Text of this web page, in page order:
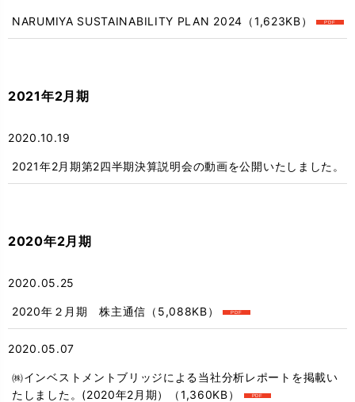
NARUMIYA SUSTAINABILITY PLAN 2024 （1,623KB）
2021年2月期
2020.10.19
2021年2月期第2四半期決算説明会の動画を公開いたしました。
2020年2月期
2020.05.25
2020年２月期 株主通信 （5,088KB）
2020.05.07
㈱インベストメントブリッジによる当社分析レポートを掲載い
たしました。(2020年2月期）
（1,360KB）